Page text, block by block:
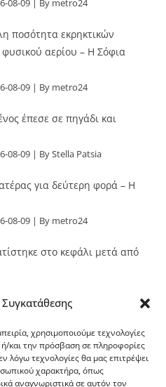
Συγκατάθεσης
χρησιμοποιούμε τεχνολογίες
και την πρόσβαση σε πληροφορίες
λόγω τεχνολογίες θα μας επιτρέψει
χαρακτήρα, όπως
αναγνωριστικά σε αυτόν τον
08-09 By metro24
ποσότητα εκρηκτικών
αερίου – Η Σόφια
08-09 By metro24
έπεσε σε πηγάδι και
08-09 By Stella Patsia
για δεύτερη φορά – Η
08-09 By metro24
στο κεφάλι μετά από